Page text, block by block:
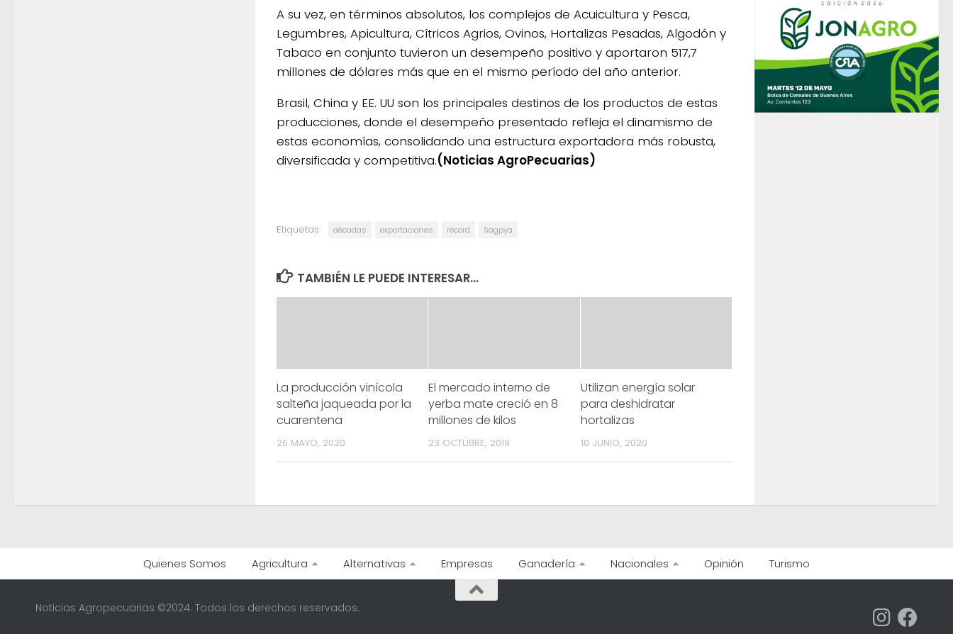
A su vez, en términos absolutos, los complejos de Acuicultura y Pesca,
Legumbres, Apicultura, Cítricos Agrios, Ovinos, Hortalizas Pesadas, Algodón y
Tabaco en conjunto tuvieron un desempeño positivo y aportaron 517,7
millones de dólares más que en el mismo período del año anterior.
Brasil, China y EE. UU son los principales destinos de los productos de estas
producciones, donde el desempeño presentado refleja el dinamismo de
estas economías, consolidando una estructura exportadora más robusta,
diversificada y competitiva.(Noticias AgroPecuarias)
Etiquetas: décadas exportaciones récord Sagpya
TAMBIÉN LE PUEDE INTERESAR...
La producción vinícola
salteña jaqueada por la
cuarentena
26 MAYO, 2020
El mercado interno de
yerba mate creció en 8
millones de kilos
23 OCTUBRE, 2019
Utilizan energía solar
para deshidratar
hortalizas
10 JUNIO, 2020
Quienes Somos Agricultura Alternativas Empresas Ganadería Nacionales Opinión Turismo
Noticias Agropecuarias ©2024. Todos los derechos reservados.